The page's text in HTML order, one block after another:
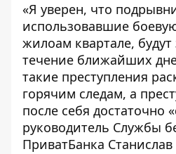
«Я уверен, что
использовавшие
жилоам квартале,
течение ближайших
такие преступления
горячим следам, а
после себя достаточно
руководитель Службы
ПриватБанка